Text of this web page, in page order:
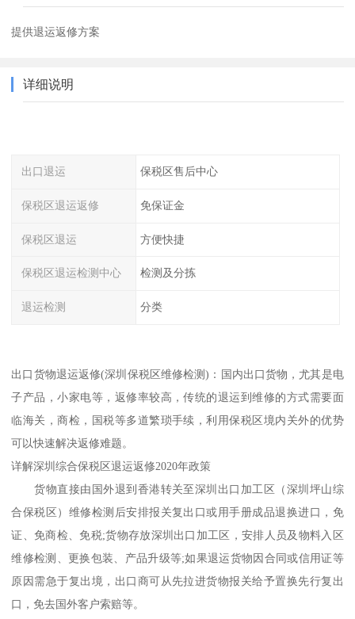
提供退运返修方案
详细说明
出口退运 保税区售后中心
保税区退运返修 免保证金
保税区退运 方便快捷
保税区退运检测中心 检测及分拣
退运检测 分类
出口货物退运返修(深圳保税区维修检测)：国内出口货物，尤其是电
子产品，小家电等，返修率较高，传统的退运到维修的方式需要面
临海关，商检，国税等多道繁琐手续，利用保税区境内关外的优势
可以快速解决返修难题。
详解深圳综合保税区退运返修2020年政策
货物直接由国外退到香港转关至深圳出口加工区（深圳坪山综
合保税区）维修检测后安排报关复出口或用手册成品退换进口，免
证、免商检、免税;货物存放深圳出口加工区，安排人员及物料入区
维修检测、更换包装、产品升级等;如果退运货物因合同或信用证等
原因需急于复出境，出口商可从先拉进货物报关给予置换先行复出
口，免去国外客户索赔等。